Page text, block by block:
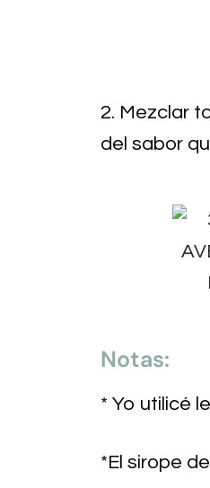
2. Mezclar
del sabor
Notas:
* Yo utilicé
*El sirope